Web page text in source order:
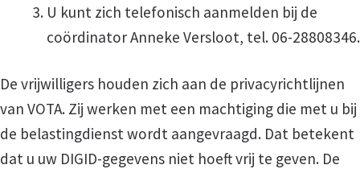
U kunt zich telefonisch aanmelden bij de
coördinator Anneke Versloot, tel. 06-28808346.
De vrijwilligers houden zich aan de privacyrichtlijnen
van VOTA. Zij werken met een machtiging die met u bij
de belastingdienst wordt aangevraagd. Dat betekent
dat u uw DIGID-gegevens niet hoeft vrij te geven. De